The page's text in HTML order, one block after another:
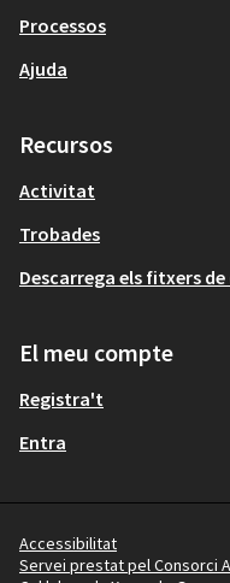
Processos
Ajuda
Recursos
Activitat
Trobades
Descarrega els fitxers
El meu compte
Registra't
Entra
Accessibilitat
Servei prestat pel Consorci